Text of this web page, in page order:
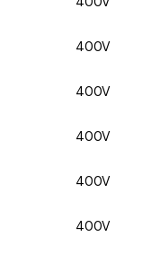
400V
400V
400V
400V
400V